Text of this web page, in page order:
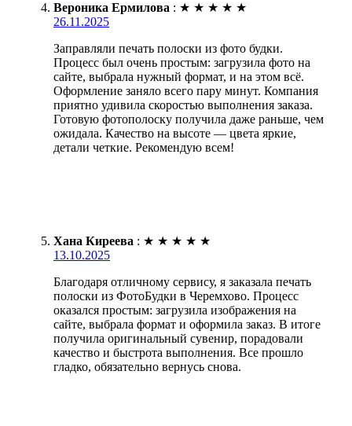
Вероника Ермилова : ★ ★ ★ ★ ★
26.11.2025
Заправляли печать полоски из фото будки.
Процесс был очень простым: загрузила фото на
сайте, выбрала нужный формат, и на этом всё.
Оформление заняло всего пару минут. Компания
приятно удивила скоростью выполнения заказа.
Готовую фотополоску получила даже раньше, чем
ожидала. Качество на высоте — цвета яркие,
детали четкие. Рекомендую всем!
Хана Киреева : ★ ★ ★ ★ ★
13.10.2025
Благодаря отличному сервису, я заказала печать
полоски из ФотоБудки в Черемхово. Процесс
оказался простым: загрузила изображения на
сайте, выбрала формат и оформила заказ. В итоге
получила оригинальный сувенир, порадовали
качество и быстрота выполнения. Все прошло
гладко, обязательно вернусь снова.